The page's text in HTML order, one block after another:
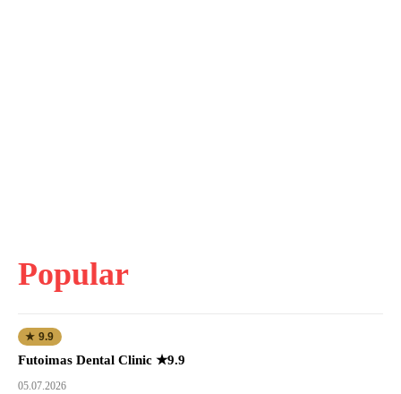
Popular
★ 9.9
Futoimas Dental Clinic ★9.9
05.07.2026